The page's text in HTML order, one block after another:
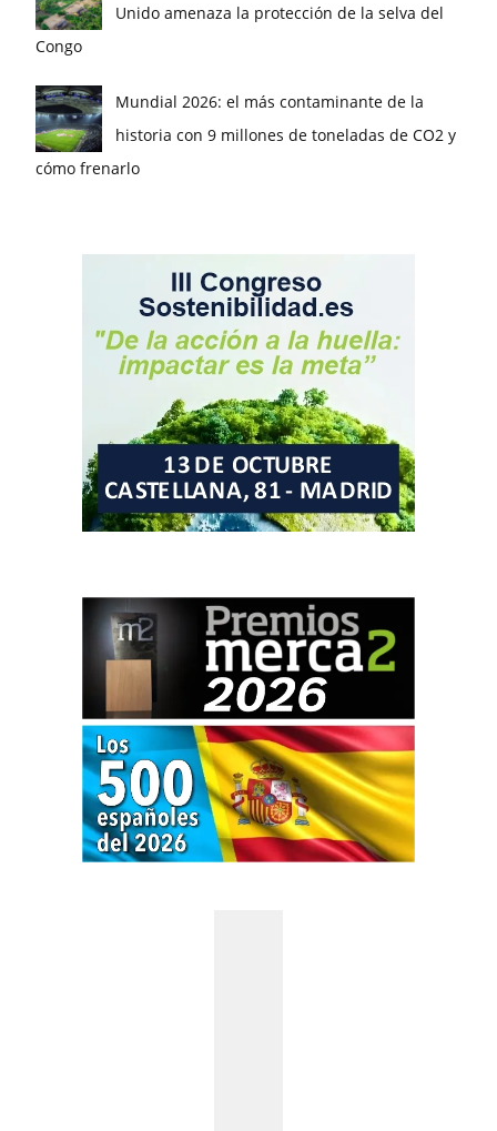
Unido amenaza la protección de la selva del
Congo
Mundial 2026: el más contaminante de la
historia con 9 millones de toneladas de CO2 y
cómo frenarlo